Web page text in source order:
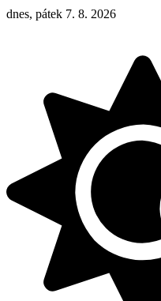
dnes, pátek 7. 8. 2026